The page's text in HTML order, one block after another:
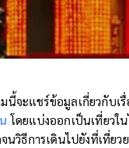
นี้จะแชร์ข้อมูลเกี่ยวกับเ
โดยแบ่งออกเป็นเที่ยวใ
วิธีการเดินไปยังที่เที่ย